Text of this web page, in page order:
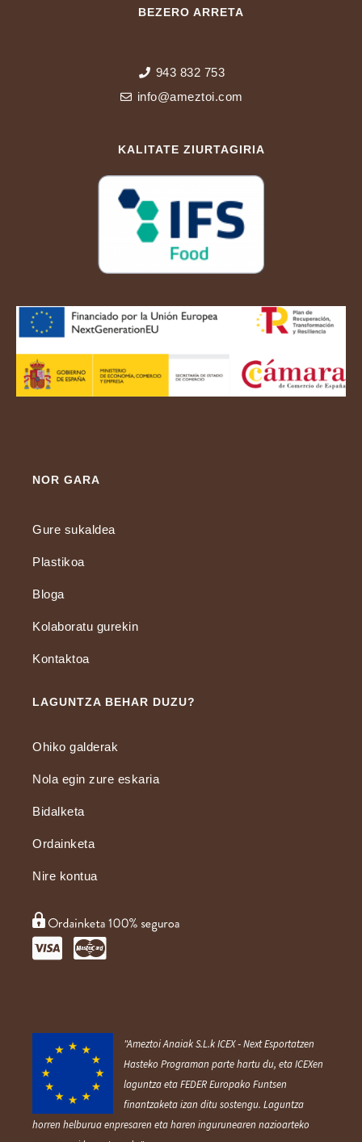
BEZERO ARRETA
943 832 753
info@ameztoi.com
KALITATE ZIURTAGIRIA
NOR GARA
Gure sukaldea
Plastikoa
Bloga
Kolaboratu gurekin
Kontaktoa
LAGUNTZA BEHAR DUZU?
Ohiko galderak
Nola egin zure eskaria
Bidalketa
Ordainketa
Nire kontua
"Ameztoi Anaiak S.L.k ICEX ‐ Next Esportatzen
Hasteko Programan parte hartu du, eta ICEXen
laguntza eta FEDER Europako Funtsen
finantzaketa izan ditu sostengu. Laguntza
horren helburua enpresaren eta haren ingurunearen nazioarteko